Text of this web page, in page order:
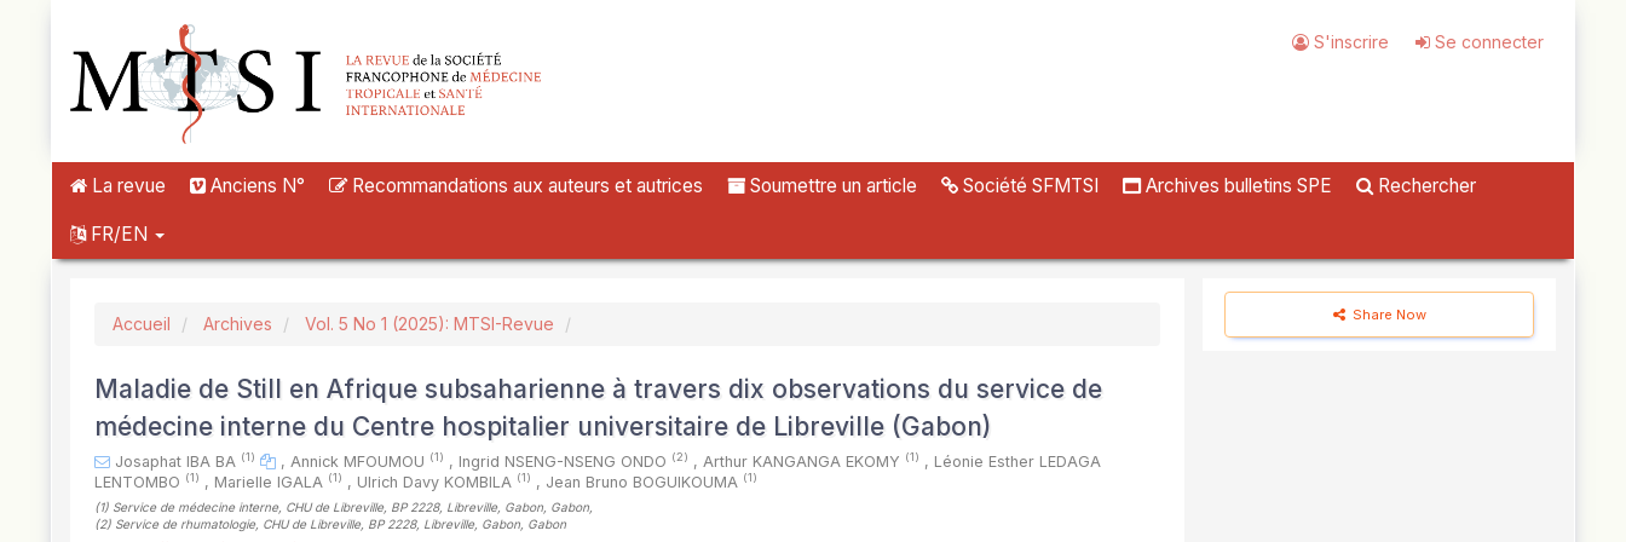
##plugins.themes.novelty.accessible_menu.main_navigation##
##plugins.themes.novelty.accessible_menu.main_content##
##plugins.themes.novelty.accessible_menu.sidebar##
S'inscrire Se connecter
La revue Anciens N° Recommandations aux auteurs et autrices Soumettre un article Société SFMTSI Archives bulletins SPE Rechercher
FR/EN
Accueil Archives Vol. 5 No 1 (2025): MTSI-Revue
Maladie de Still en Afrique subsaharienne à travers dix observations du service de
médecine interne du Centre hospitalier universitaire de Libreville (Gabon)
Josaphat IBA BA (1) , Annick MFOUMOU (1) , Ingrid NSENG-NSENG ONDO (2) , Arthur KANGANGA EKOMY (1) , Léonie Esther LEDAGA
LENTOMBO (1) , Marielle IGALA (1) , Ulrich Davy KOMBILA (1) , Jean Bruno BOGUIKOUMA (1)
(1) Service de médecine interne, CHU de Libreville, BP 2228, Libreville, Gabon, Gabon
(2) Service de rhumatologie, CHU de Libreville, BP 2228, Libreville, Gabon, Gabon
Share Now